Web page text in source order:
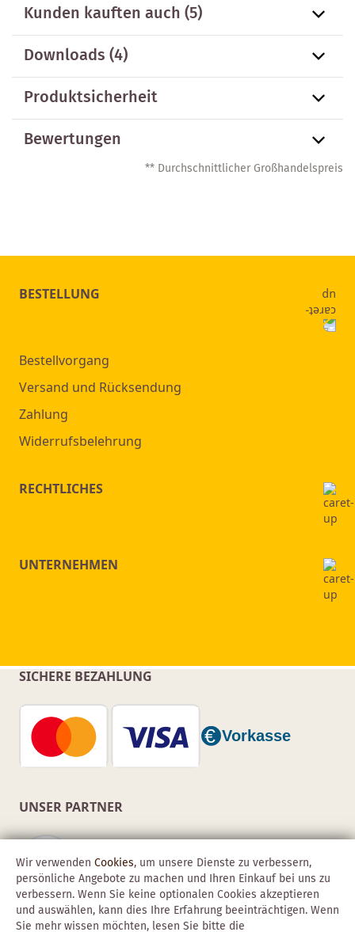
Kunden kauften auch(5)
Downloads (4)
Produktsicherheit
Bewertungen
** Durchschnittlicher Großhandelspreis
BESTELLUNG
Bestellvorgang
Versand und Rücksendung
Zahlung
Widerrufsbelehrung
RECHTLICHES
UNTERNEHMEN
SICHERE BEZAHLUNG
UNSER PARTNER
Wir verwenden Cookies, um unsere Dienste zu verbessern,
persönliche Angebote zu machen und Ihren Einkauf bei uns zu
verbessern. Wenn Sie keine optionalen Cookies akzeptieren
und auswählen, kann dies Ihre Erfahrung beeinträchtigen. Wenn
Sie mehr wissen möchten, lesen Sie bitte die